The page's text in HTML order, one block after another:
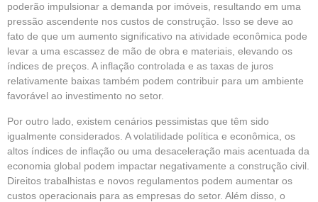
poderão impulsionar a demanda por imóveis, resultando em uma
pressão ascendente nos custos de construção. Isso se deve ao
fato de que um aumento significativo na atividade econômica pode
levar a uma escassez de mão de obra e materiais, elevando os
índices de preços. A inflação controlada e as taxas de juros
relativamente baixas também podem contribuir para um ambiente
favorável ao investimento no setor.
Por outro lado, existem cenários pessimistas que têm sido
igualmente considerados. A volatilidade política e econômica, os
altos índices de inflação ou uma desaceleração mais acentuada da
economia global podem impactar negativamente a construção civil.
Direitos trabalhistas e novos regulamentos podem aumentar os
custos operacionais para as empresas do setor. Além disso, o